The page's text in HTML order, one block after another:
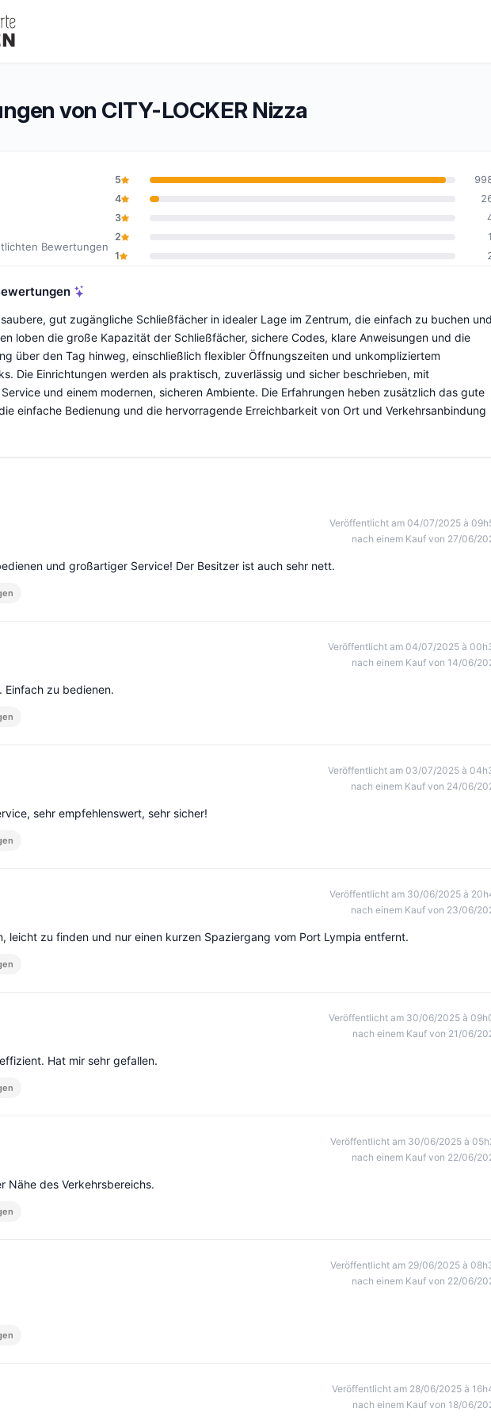
von CITY-LOCKER Nizza
9,9 von 10
Bewertungen
5
4
3
2
1
1
gut zugängliche Schließfächer in idealer Lage im Zentrum, die einfach zu buchen und
loben die große Kapazität der Schließfächer, sichere Codes, klare Anweisungen und die
über den Tag hinweg, einschließlich flexibler Öffnungszeiten und unkompliziertem
Die Einrichtungen werden als praktisch, zuverlässig und sicher beschrieben, mit
und einem modernen, sicheren Ambiente. Die Erfahrungen heben zusätzlich das gute
einfache Bedienung und die hervorragende Erreichbarkeit von Ort und Verkehrsanbindung
Veröffentlicht am 04/07/2025 à
nach einem Kauf von 27/06/
und großartiger Service! Der Besitzer ist auch sehr nett.
Veröffentlicht am 04/07/2025 à
nach einem Kauf von 14/06/
Einfach zu bedienen.
Veröffentlicht am 03/07/2025 à
nach einem Kauf von 24/06/
sehr empfehlenswert, sehr sicher!
Veröffentlicht am 30/06/2025 à
nach einem Kauf von 23/06/
leicht zu finden und nur einen kurzen Spaziergang vom Port Lympia entfernt.
Veröffentlicht am 30/06/2025 à
nach einem Kauf von 21/06/
Hat mir sehr gefallen.
Veröffentlicht am 30/06/2025 à
nach einem Kauf von 22/06/
Nähe des Verkehrsbereichs.
Veröffentlicht am 29/06/2025 à
nach einem Kauf von 22/06/
Veröffentlicht am 28/06/2025 à
nach einem Kauf von 18/06/